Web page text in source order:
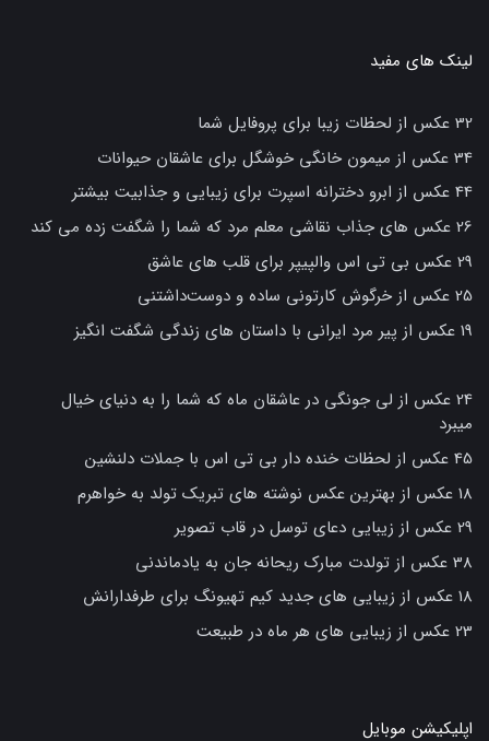
لینک های مفید
32 عکس از لحظات زیبا برای پروفایل شما
34 عکس از میمون خانگی خوشگل برای عاشقان حیوانات
44 عکس از ابرو دخترانه اسپرت برای زیبایی و جذابیت بیشتر
26 عکس های جذاب نقاشی معلم مرد که شما را شگفت زده می کند
29 عکس بی تی اس والپیپر برای قلب های عاشق
25 عکس از خرگوش کارتونی ساده و دوست‌داشتنی
19 عکس از پیر مرد ایرانی با داستان های زندگی شگفت انگیز
24 عکس از لی جونگی در عاشقان ماه که شما را به دنیای خیال
میبرد
45 عکس از لحظات خنده دار بی تی اس با جملات دلنشین
18 عکس از بهترین عکس نوشته های تبریک تولد به خواهرم
29 عکس از زیبایی دعای توسل در قاب تصویر
38 عکس از تولدت مبارک ریحانه جان به یادماندنی
18 عکس از زیبایی های جدید کیم تهیونگ برای طرفدارانش
23 عکس از زیبایی های هر ماه در طبیعت
اپلیکیشن موبایل